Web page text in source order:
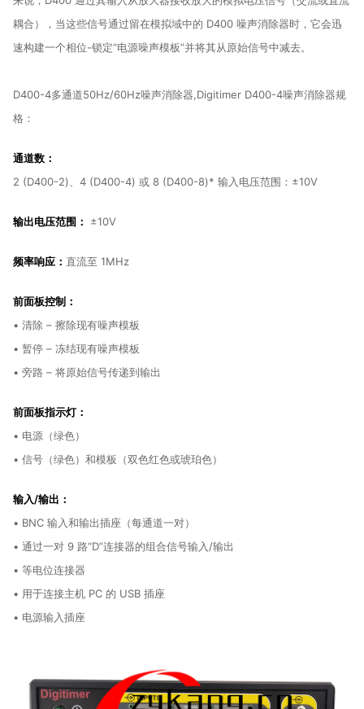
耦合），当这些信号通过留在模拟域中的 D400 噪声消除器时，它会迅
速构建一个相位-锁定“电源噪声模板”并将其从原始信号中减去。
D400-4多通道50Hz/60Hz噪声消除器,Digitimer D400-4噪声消除器规
格：
通道数：
2 (D400-2)、4 (D400-4) 或 8 (D400-8)* 输入电压范围：±10V
输出电压范围： ±10V
频率响应： 直流至 1MHz
前面板控制：
• 清除 – 擦除现有噪声模板
• 暂停 – 冻结现有噪声模板
• 旁路 – 将原始信号传递到输出
前面板指示灯：
• 电源（绿色）
• 信号（绿色）和模板（双色红色或琥珀色）
输入/输出：
• BNC 输入和输出插座（每通道一对）
• 通过一对 9 路“D”连接器的组合信号输入/输出
• 等电位连接器
• 用于连接主机 PC 的 USB 插座
• 电源输入插座